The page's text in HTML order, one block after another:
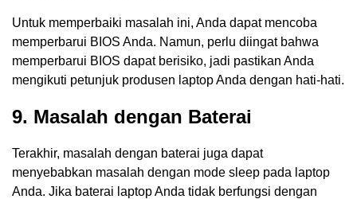
Untuk memperbaiki masalah ini, Anda dapat mencoba
memperbarui BIOS Anda. Namun, perlu diingat bahwa
memperbarui BIOS dapat berisiko, jadi pastikan Anda
mengikuti petunjuk produsen laptop Anda dengan hati-hati.
9. Masalah dengan Baterai
Terakhir, masalah dengan baterai juga dapat
menyebabkan masalah dengan mode sleep pada laptop
Anda. Jika baterai laptop Anda tidak berfungsi dengan